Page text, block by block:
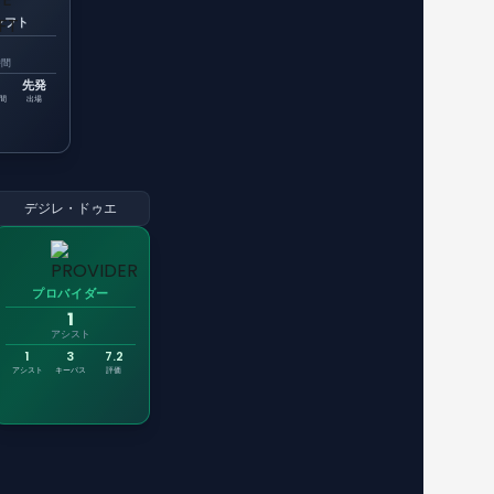
ト
先発
出場
デジレ・ドゥエ
プロバイダー
1
アシスト
1
アシスト
3
キーパス
7.2
評価